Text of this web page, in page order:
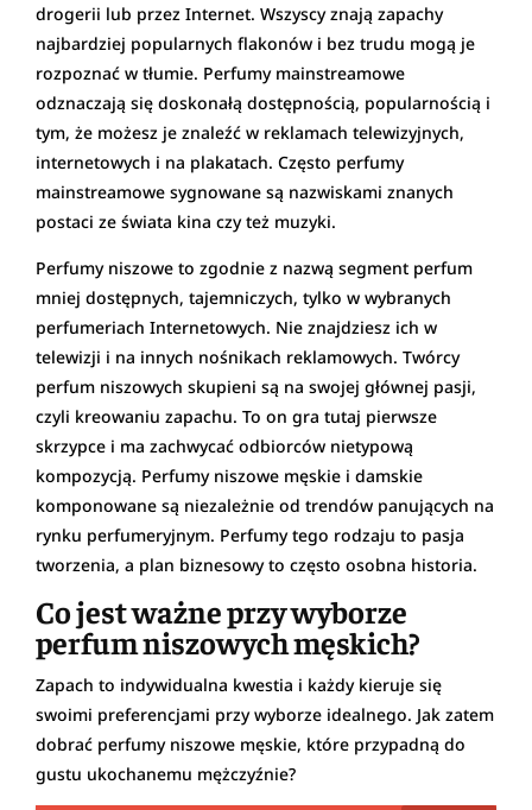
drogerii lub przez Internet. Wszyscy znają zapachy
najbardziej popularnych flakonów i bez trudu mogą je
rozpoznać w tłumie. Perfumy mainstreamowe
odznaczają się doskonałą dostępnością, popularnością i
tym, że możesz je znaleźć w reklamach telewizyjnych,
internetowych i na plakatach. Często perfumy
mainstreamowe sygnowane są nazwiskami znanych
postaci ze świata kina czy też muzyki.
Perfumy niszowe to zgodnie z nazwą segment perfum
mniej dostępnych, tajemniczych, tylko w wybranych
perfumeriach Internetowych. Nie znajdziesz ich w
telewizji i na innych nośnikach reklamowych. Twórcy
perfum niszowych skupieni są na swojej głównej pasji,
czyli kreowaniu zapachu. To on gra tutaj pierwsze
skrzypce i ma zachwycać odbiorców nietypową
kompozycją. Perfumy niszowe męskie i damskie
komponowane są niezależnie od trendów panujących na
rynku perfumeryjnym. Perfumy tego rodzaju to pasja
tworzenia, a plan biznesowy to często osobna historia.
Co jest ważne przy wyborze
perfum niszowych męskich?
Zapach to indywidualna kwestia i każdy kieruje się
swoimi preferencjami przy wyborze idealnego. Jak zatem
dobrać perfumy niszowe męskie, które przypadną do
gustu ukochanemu mężczyźnie?